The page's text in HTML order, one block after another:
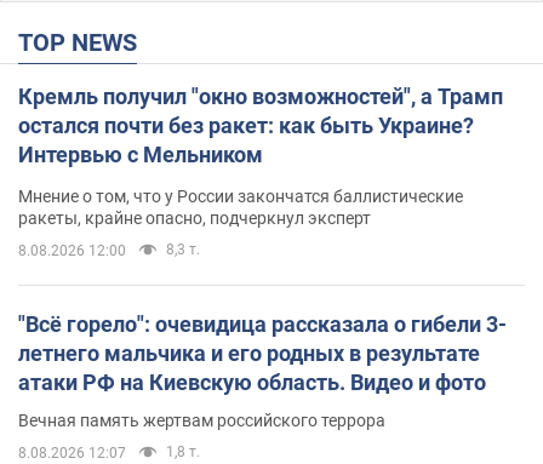
TOP NEWS
Кремль получил "окно возможностей", а Трамп
остался почти без ракет: как быть Украине?
Интервью с Мельником
Мнение о том, что у России закончатся баллистические
ракеты, крайне опасно, подчеркнул эксперт
8.08.2026 12:00 8,3 т.
"Всё горело": очевидица рассказала о гибели 3-
летнего мальчика и его родных в результате
атаки РФ на Киевскую область. Видео и фото
Вечная память жертвам российского террора
8.08.2026 12:07 1,8 т.